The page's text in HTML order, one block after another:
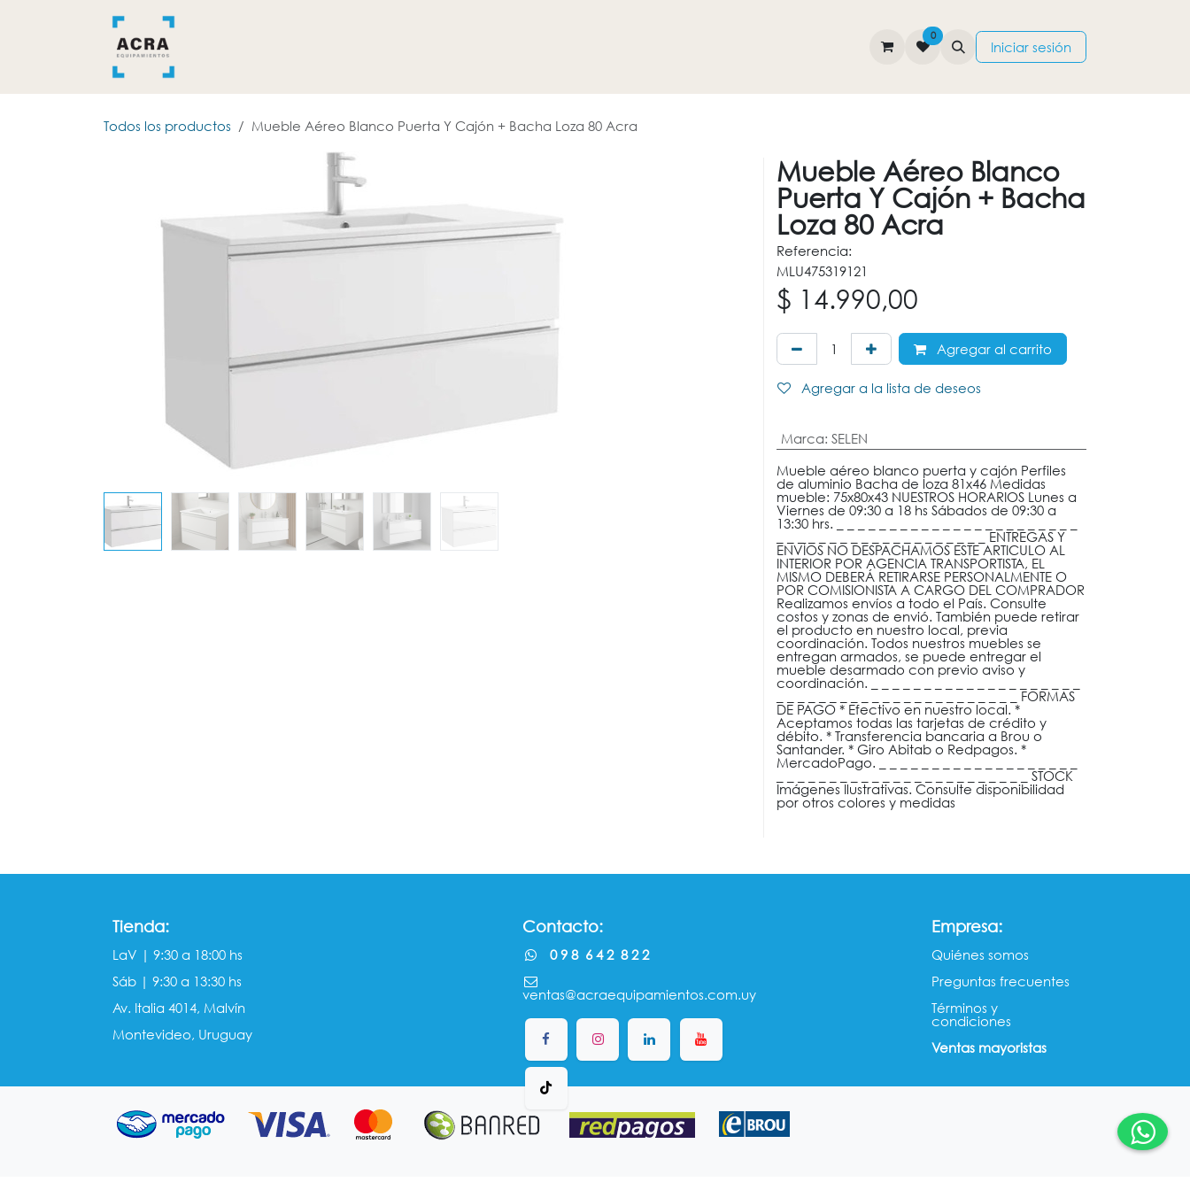
CONTÁCTENOS
0
Iniciar sesión
Todos los productos Mueble Aéreo Blanco Puerta Y Cajón + Bacha Loza 80 Acra
Mueble Aéreo Blanco
Puerta Y Cajón + Bacha
Loza 80 Acra
Referencia:
MLU475319121
$ 14.990,00
Agregar al carrito
Agregar a la lista de deseos
Marca: SELEN
Mueble aéreo blanco puerta y cajón Perfiles
de aluminio Bacha de loza 81x46 Medidas
mueble: 75x80x43 NUESTROS HORARIOS Lunes a
Viernes de 09:30 a 18 hs Sábados de 09:30 a
13:30 hrs. _ _ _ _ _ _ _ _ _ _ _ _ _ _ _ _ _ _ _ _ _ _ _
_ _ _ _ _ _ _ _ _ _ _ _ _ _ _ _ _ _ _ _ ENTREGAS Y
ENVÍOS NO DESPACHAMOS ESTE ARTICULO AL
INTERIOR POR AGENCIA TRANSPORTISTA, EL
MISMO DEBERÁ RETIRARSE PERSONALMENTE O
POR COMISIONISTA A CARGO DEL COMPRADOR
Realizamos envíos a todo el País. Consulte
costos y zonas de envió. También puede retirar
el producto en nuestro local, previa
coordinación. Todos nuestros muebles se
entregan armados, se puede entregar el
mueble desarmado con previo aviso y
coordinación. _ _ _ _ _ _ _ _ _ _ _ _ _ _ _ _ _ _ _ _
_ _ _ _ _ _ _ _ _ _ _ _ _ _ _ _ _ _ _ _ _ _ _ FORMAS
DE PAGO * Efectivo en nuestro local. *
Aceptamos todas las tarjetas de crédito y
débito. * Transferencia bancaria a Brou o
Santander. * Giro Abitab o Redpagos. *
MercadoPago. _ _ _ _ _ _ _ _ _ _ _ _ _ _ _ _ _ _ _
_ _ _ _ _ _ _ _ _ _ _ _ _ _ _ _ _ _ _ _ _ _ _ _ STOCK
Imágenes Ilustrativas. Consulte disponibilidad
por otros colores y medidas
Empresa:
Quiénes somos​​
Preguntas frecuentes
Términos y
condiciones
Ventas mayorista​s
Tienda:
LaV | 9:30 a 18:00 hs
Sáb | 9:30 a 13:30 hs
Av. Italia 4014, Malvín
Montevideo, Uruguay
Contacto:
0 9 8 6 4 2 8 2 2
ventas@acraequipamientos.com.uy